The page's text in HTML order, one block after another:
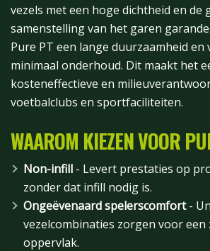
vezels met een hoge dichtheid en de
samenstelling van het garen
Pure PT een lange duurzaamheid en
minimaal onderhoud. Dit maakt het
kosteneffectieve en
voetbalclubs en sportfaciliteiten.
WAAROM KIEZEN VOOR
Non-infill - Levert prestaties op
zonder dat infill nodig is.
Ongeëvenaard spelerscomfort-
vezelcombinaties zorgen voor een
oppervlak.